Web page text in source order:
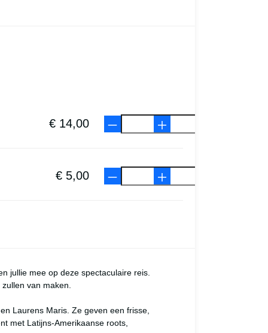
€ 14,00
€ 5,00
jullie mee op deze spectaculaire reis.
van maken.
Laurens Maris. Ze geven een frisse,
met Latijns-Amerikaanse roots,